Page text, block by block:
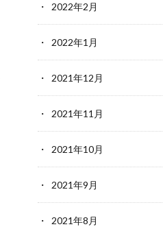
2022年2月
2022年1月
2021年12月
2021年11月
2021年10月
2021年9月
2021年8月